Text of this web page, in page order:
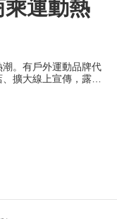
乘運動熱
。有戶外運動品牌代
擴大線上宣傳，露營
展覽都可廣納客群，
，最終成功延續展覽